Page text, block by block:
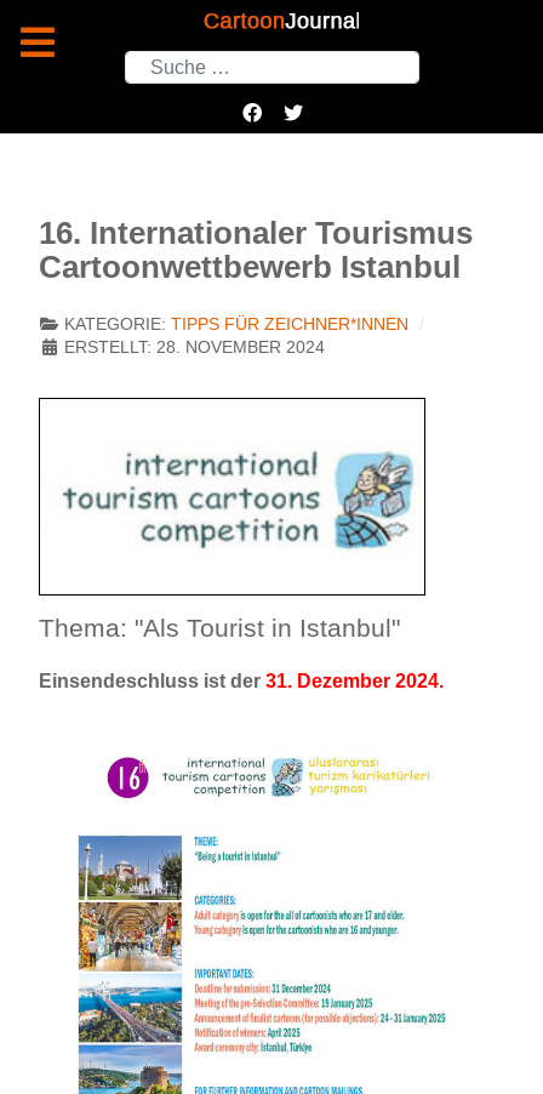
Suchen
16. Internationaler Tourismus
Cartoonwettbewerb Istanbul
KATEGORIE: TIPPS FÜR ZEICHNER*INNEN
ERSTELLT: 28. NOVEMBER 2024
Thema: "Als Tourist in Istanbul"
Einsendeschluss ist der 31. Dezember 2024.